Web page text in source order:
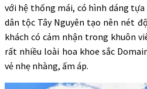
với hệ thống mái, có hình dáng
dân tộc Tây Nguyên tạo nên nét
khách có cảm nhận trong khuôn
rất nhiều loài hoa khoe sắc
vẻ nhẹ nhàng, ấm áp.